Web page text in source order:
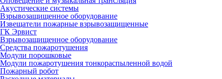
Акустические системы
Взрывозащищенное оборудование
Извещатели пожарные взрывозащищенные
ГК Эрвист
Взрывозащищенное оборудование
Средства пожаротушения
Модули порошковые
Модули пожаротушения тонкораспыленной водой
Пожарный робот